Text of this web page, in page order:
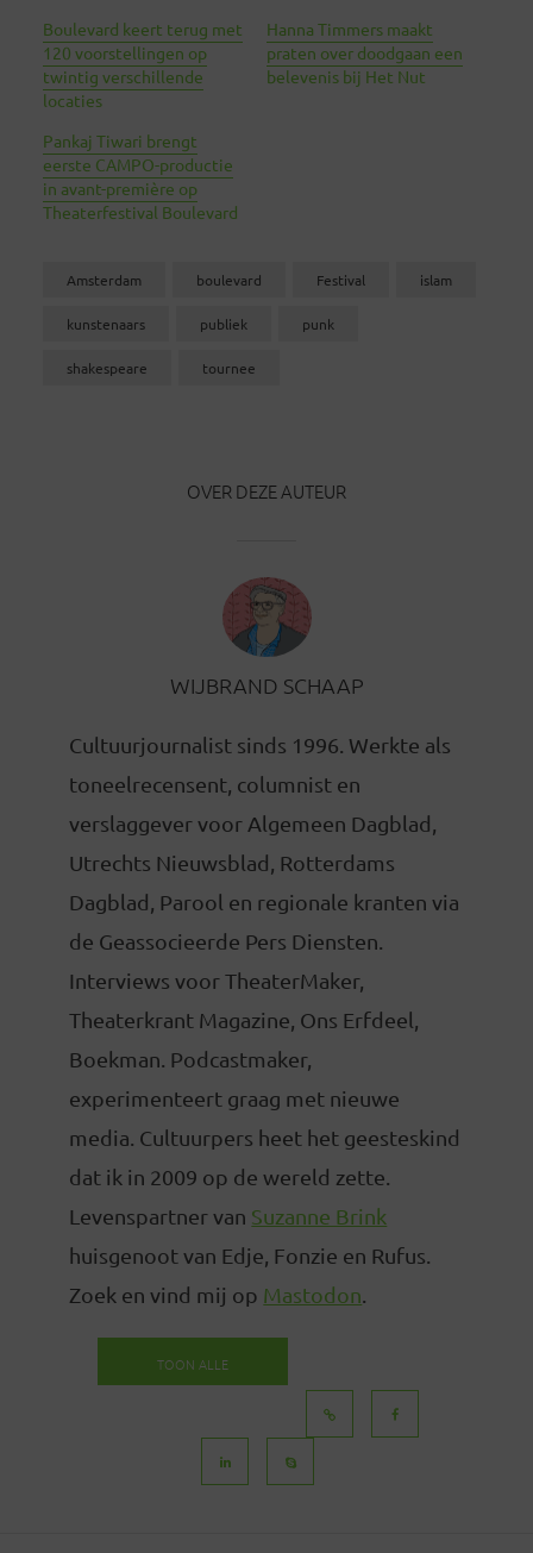
Boulevard keert terug met
120 voorstellingen op
twintig verschillende
locaties
Hanna Timmers maakt
praten over doodgaan een
belevenis bij Het Nut
Pankaj Tiwari brengt
eerste CAMPO-productie
in avant-première op
Theaterfestival Boulevard
Amsterdam boulevard Festival islam
kunstenaars publiek punk
shakespeare tournee
OVER DEZE AUTEUR
WIJBRAND SCHAAP
Cultuurjournalist sinds 1996. Werkte als
toneelrecensent, columnist en
verslaggever voor Algemeen Dagblad,
Utrechts Nieuwsblad, Rotterdams
Dagblad, Parool en regionale kranten via
de Geassocieerde Pers Diensten.
Interviews voor TheaterMaker,
Theaterkrant Magazine, Ons Erfdeel,
Boekman. Podcastmaker,
experimenteert graag met nieuwe
media. Cultuurpers heet het geesteskind
dat ik in 2009 op de wereld zette.
Levenspartner van Suzanne Brink
huisgenoot van Edje, Fonzie en Rufus.
Zoek en vind mij op Mastodon
TOON ALLE